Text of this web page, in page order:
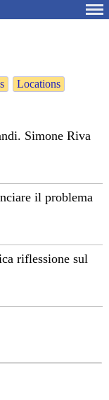
Locations
Simone Riva
il problema
riflessione sul